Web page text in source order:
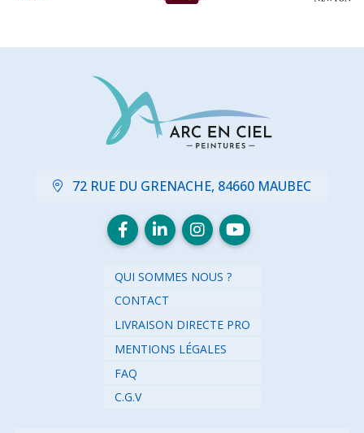
72 RUE DU GRENACHE, 84660 MAUBEC
QUI SOMMES NOUS ?
CONTACT
LIVRAISON DIRECTE PRO
MENTIONS LÉGALES
FAQ
C.G.V